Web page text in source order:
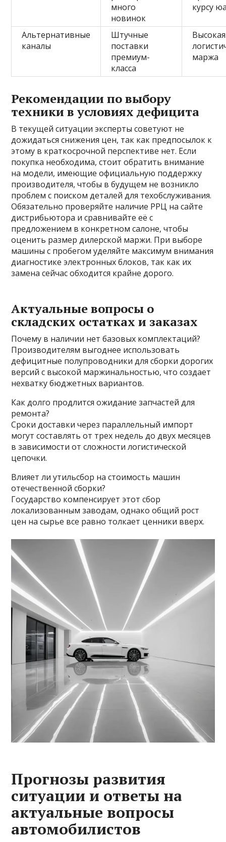
много
новинок
курсу
Альтернативные
каналы
Штучные
поставки
премиум-
класса
Высокая
маржа
Рекомендации по выбору
техники в условиях дефицита
В текущей ситуации эксперты советуют не
дожидаться снижения цен, так как предпосылок к
этому в краткосрочной перспективе нет. Если
покупка необходима, стоит обратить внимание
на модели, имеющие официальную поддержку
производителя, чтобы в будущем не возникло
проблем с поиском деталей для техобслуживания.
Обязательно проверяйте наличие РРЦ на сайте
дистрибьютора и сравнивайте её с
предложением в конкретном салоне, чтобы
оценить размер дилерской маржи. При выборе
машины с пробегом уделяйте максимум внимания
диагностике электронных блоков, так как их
замена сейчас обходится крайне дорого.
Актуальные вопросы о
складских остатках и заказах
Почему в наличии нет базовых комплектаций?
Производителям выгоднее использовать
дефицитные полупроводники для сборки дорогих
версий с высокой маржинальностью, что создает
нехватку бюджетных вариантов.
Как долго продлится ожидание запчастей для
ремонта?
Сроки доставки через параллельный импорт
могут составлять от трех недель до двух месяцев
в зависимости от сложности логистической
цепочки.
Влияет ли утильсбор на стоимость машин
отечественной сборки?
Государство компенсирует этот сбор
локализованным заводам, однако общий рост
цен на сырье все равно толкает ценники вверх.
Прогнозы развития
ситуации и ответы на
актуальные вопросы
автомобилистов